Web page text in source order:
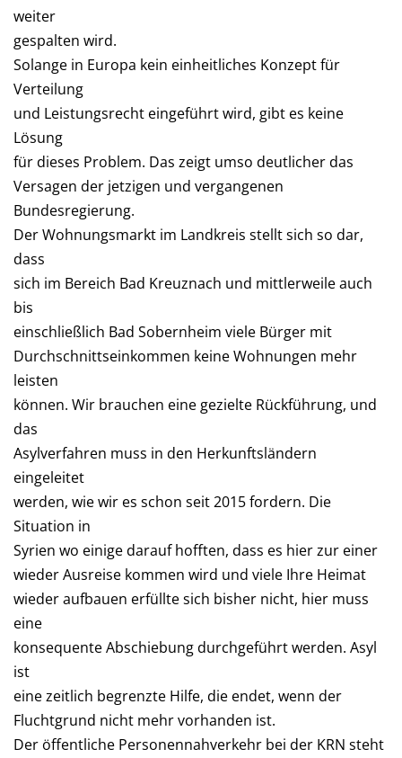
weiter
gespalten wird.
Solange in Europa kein einheitliches Konzept für
Verteilung
und Leistungsrecht eingeführt wird, gibt es keine
Lösung
für dieses Problem. Das zeigt umso deutlicher das
Versagen der jetzigen und vergangenen
Bundesregierung.
Der Wohnungsmarkt im Landkreis stellt sich so dar,
dass
sich im Bereich Bad Kreuznach und mittlerweile auch
bis
einschließlich Bad Sobernheim viele Bürger mit
Durchschnittseinkommen keine Wohnungen mehr
leisten
können. Wir brauchen eine gezielte Rückführung, und
das
Asylverfahren muss in den Herkunftsländern
eingeleitet
werden, wie wir es schon seit 2015 fordern. Die
Situation in
Syrien wo einige darauf hofften, dass es hier zur einer
wieder Ausreise kommen wird und viele Ihre Heimat
wieder aufbauen erfüllte sich bisher nicht, hier muss
eine
konsequente Abschiebung durchgeführt werden. Asyl
ist
eine zeitlich begrenzte Hilfe, die endet, wenn der
Fluchtgrund nicht mehr vorhanden ist.
Der öffentliche Personennahverkehr bei der KRN steht